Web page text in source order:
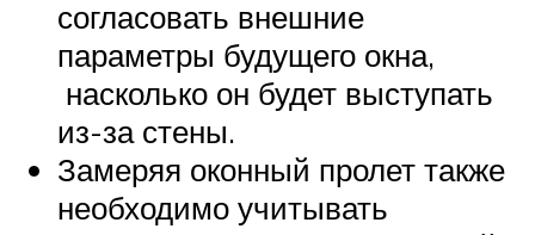
согласовать внешние
параметры будущего окна,
насколько он будет выступать
из-за стены.
Замеряя оконный пролет также
необходимо учитывать